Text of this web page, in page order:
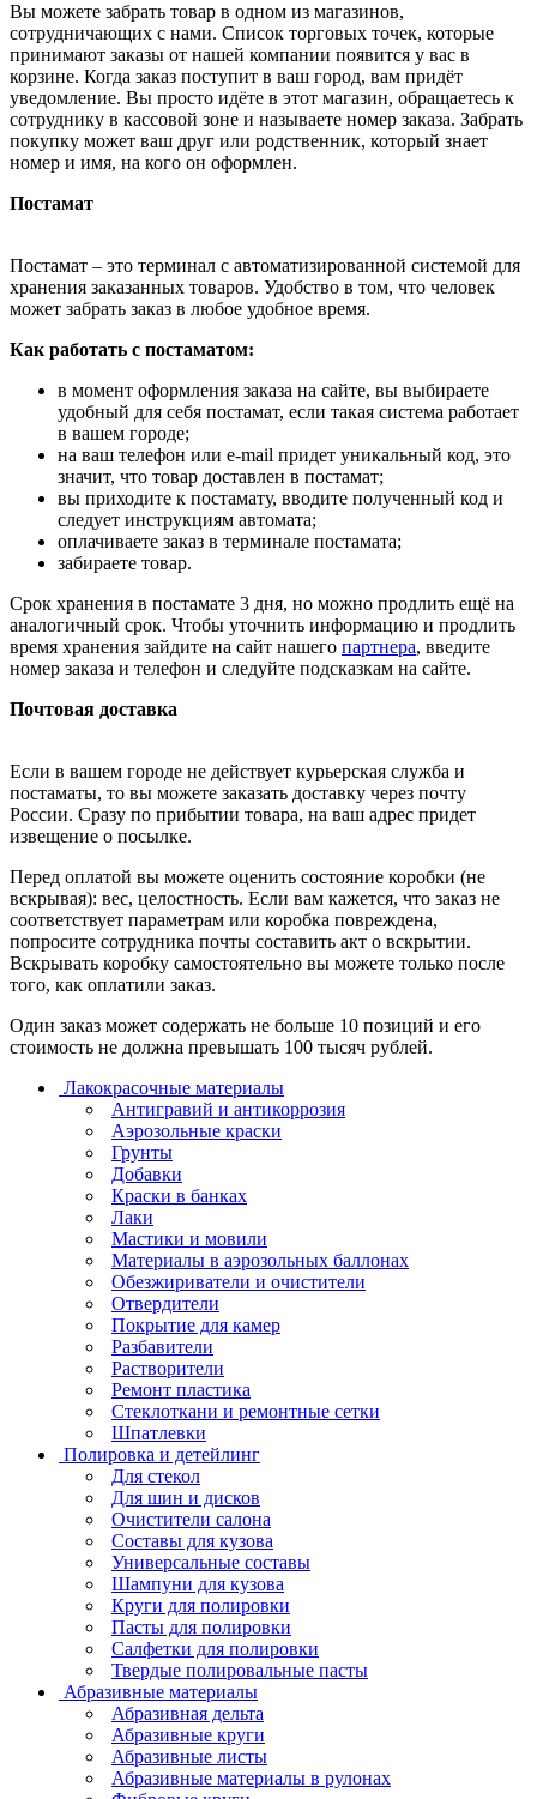
Вы можете забрать товар в одном из магазинов,
сотрудничающих с нами. Список торговых точек, которые
принимают заказы от нашей компании появится у вас в
корзине. Когда заказ поступит в ваш город, вам придёт
уведомление. Вы просто идёте в этот магазин, обращаетесь к
сотруднику в кассовой зоне и называете номер заказа. Забрать
покупку может ваш друг или родственник, который знает
номер и имя, на кого он оформлен.
Постамат
Постамат – это терминал с автоматизированной системой для
хранения заказанных товаров. Удобство в том, что человек
может забрать заказ в любое удобное время.
Как работать с постаматом:
в момент оформления заказа на сайте, вы выбираете
удобный для себя постамат, если такая система работает
в вашем городе;
на ваш телефон или e-mail придет уникальный код, это
значит, что товар доставлен в постамат;
вы приходите к постамату, вводите полученный код и
следует инструкциям автомата;
оплачиваете заказ в терминале постамата;
забираете товар.
Срок хранения в постамате 3 дня, но можно продлить ещё на
аналогичный срок. Чтобы уточнить информацию и продлить
время хранения зайдите на сайт нашего партнера, введите
номер заказа и телефон и следуйте подсказкам на сайте.
Почтовая доставка
Если в вашем городе не действует курьерская служба и
постаматы, то вы можете заказать доставку через почту
России. Сразу по прибытии товара, на ваш адрес придет
извещение о посылке.
Перед оплатой вы можете оценить состояние коробки (не
вскрывая): вес, целостность. Если вам кажется, что заказ не
соответствует параметрам или коробка повреждена,
попросите сотрудника почты составить акт о вскрытии.
Вскрывать коробку самостоятельно вы можете только после
того, как оплатили заказ.
Один заказ может содержать не больше 10 позиций и его
стоимость не должна превышать 100 тысяч рублей.
Лакокрасочные материалы
Антигравий и антикоррозия
Аэрозольные краски
Грунты
Добавки
Краски в банках
Лаки
Мастики и мовили
Материалы в аэрозольных баллонах
Обезжириватели и очистители
Отвердители
Покрытие для камер
Разбавители
Растворители
Ремонт пластика
Стеклоткани и ремонтные сетки
Шпатлевки
Полировка и детейлинг
Для стекол
Для шин и дисков
Очистители салона
Составы для кузова
Универсальные составы
Шампуни для кузова
Круги для полировки
Пасты для полировки
Салфетки для полировки
Твердые полировальные пасты
Абразивные материалы
Абразивная дельта
Абразивные круги
Абразивные листы
Абразивные материалы в рулонах